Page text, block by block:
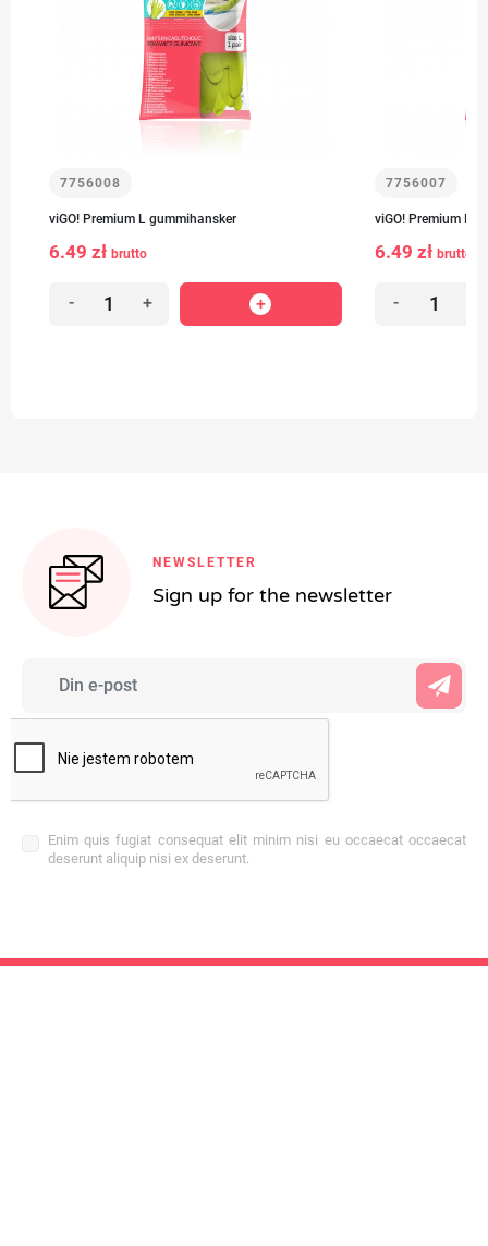
7756008
viGO! Premium L gummihansker
6.49 zł brutto
- +
7756007
viGO! Premium M
6.49 zł brutto
-
NEWSLETTER
Sign up for the newsletter
Enim quis fugiat consequat elit minim nisi eu occaecat occaecat
deserunt aliquip nisi ex deserunt.